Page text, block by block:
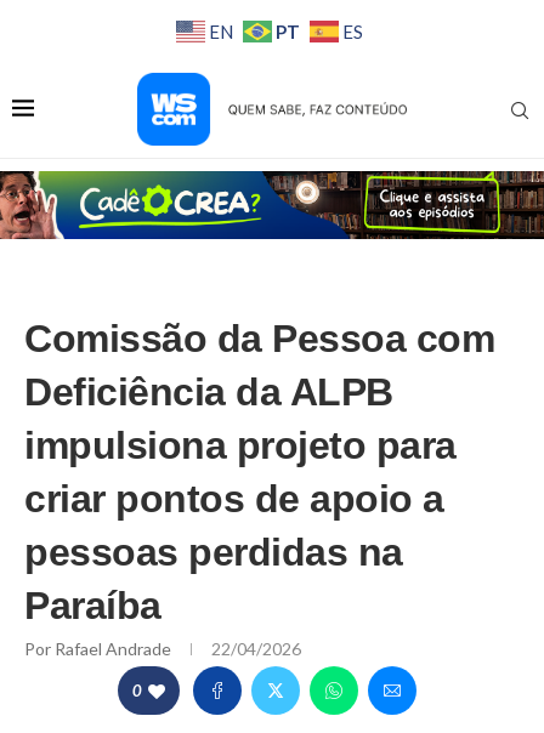
EN PT ES
Comissão da Pessoa com
Deficiência da ALPB
impulsiona projeto para
criar pontos de apoio a
pessoas perdidas na
Paraíba
Por Rafael Andrade 22/04/2026
0